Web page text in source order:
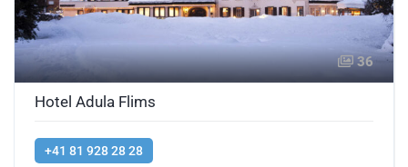
36
Hotel Adula Flims
+41 81 928 28 28